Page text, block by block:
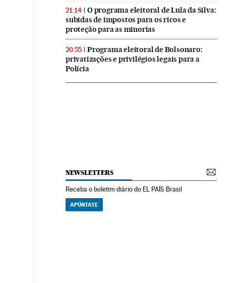
21:14
O programa eleitoral de Lula da Silva:
subidas de impostos para os ricos e
proteção para as minorias
20:55
Programa eleitoral de Bolsonaro:
privatizações e privilégios legais para a
Polícia
NEWSLETTERS
Receba o boletim diário do EL PAÍS Brasil
APÚNTATE